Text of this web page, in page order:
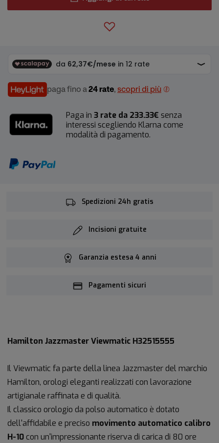
paga fino a 24 rate, scopri di più
Paga in 3 rate da 233.33€ senza
interessi scegliendo Klarna come
modalità di pagamento.
Spedizioni 24h gratis
Incisioni gratuite
Garanzia estesa 4 anni
Pagamenti sicuri
Hamilton Jazzmaster Viewmatic H32515555
Il Viewmatic fa parte della linea Jazzmaster del marchio
Hamilton, orologi eleganti realizzati con lavorazione
artigianale raffinata e di qualità.
Il classico orologio da polso automatico è dotato
dell'affidabile e preciso movimento automatico calibro
H-10con un'impressionante riserva di carica di 80 ore